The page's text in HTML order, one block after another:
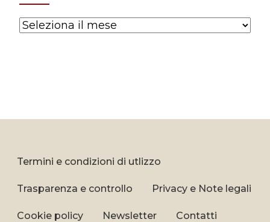
Archives
Termini e condizioni di utlizzo
Trasparenza e controllo Privacy e Note legali
Cookie policy Newsletter Contatti